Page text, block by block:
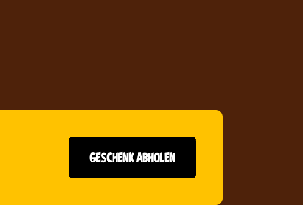
GESCHENK ABHOLEN